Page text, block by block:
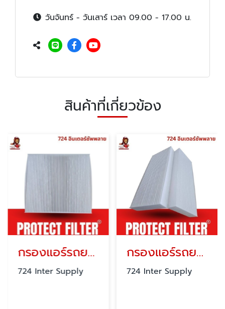
วันจันทร์ - วันเสาร์ เวลา 09.00 - 17.00 น.
สินค้าที่เกี่ยวข้อง
กรองแอร์รถยนต์ PROTECT FILTER
724 Inter Supply
กรองแอร์รถยนต์
724 Inter Supply